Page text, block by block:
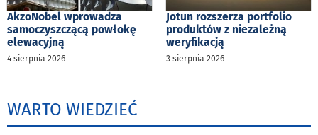
AkzoNobel wprowadza
samoczyszczącą powłokę
elewacyjną
4 sierpnia 2026
Jotun rozszerza portfolio
produktów z niezależną
weryfikacją
3 sierpnia 2026
WARTO WIEDZIEĆ